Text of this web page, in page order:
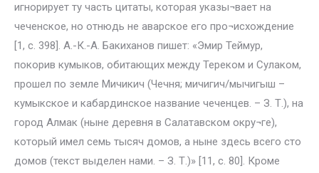
игнорирует ту часть цитаты, которая указы¬вает на
чеченское, но отнюдь не аварское его про¬исхождение
[1, с. 398]. А.-К.-А. Бакиханов пишет: «Эмир Теймур,
покорив кумыков, обитающих между Тереком и Сулаком,
прошел по земле Мичикич (Чечня; мичигич/мычигыш –
кумыкское и кабардинское название чеченцев. – З. Т.), на
город Алмак (ныне деревня в Салатавском окру¬ге),
который имел семь тысяч домов, а ныне здесь всего сто
домов (текст выделен нами. – З. Т.)» [11, с. 80]. Кроме